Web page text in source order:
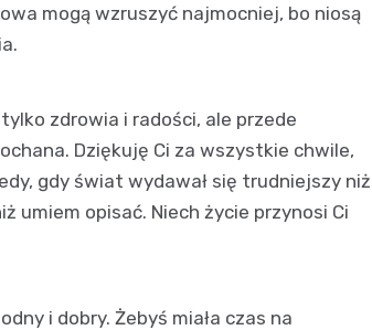
mogą wzruszyć najmocniej, bo niosą
zdrowia i radości, ale przede
Dziękuję Ci za wszystkie chwile,
gdy świat wydawał się trudniejszy niż
umiem opisać. Niech życie przynosi Ci
i dobry. Żebyś miała czas na